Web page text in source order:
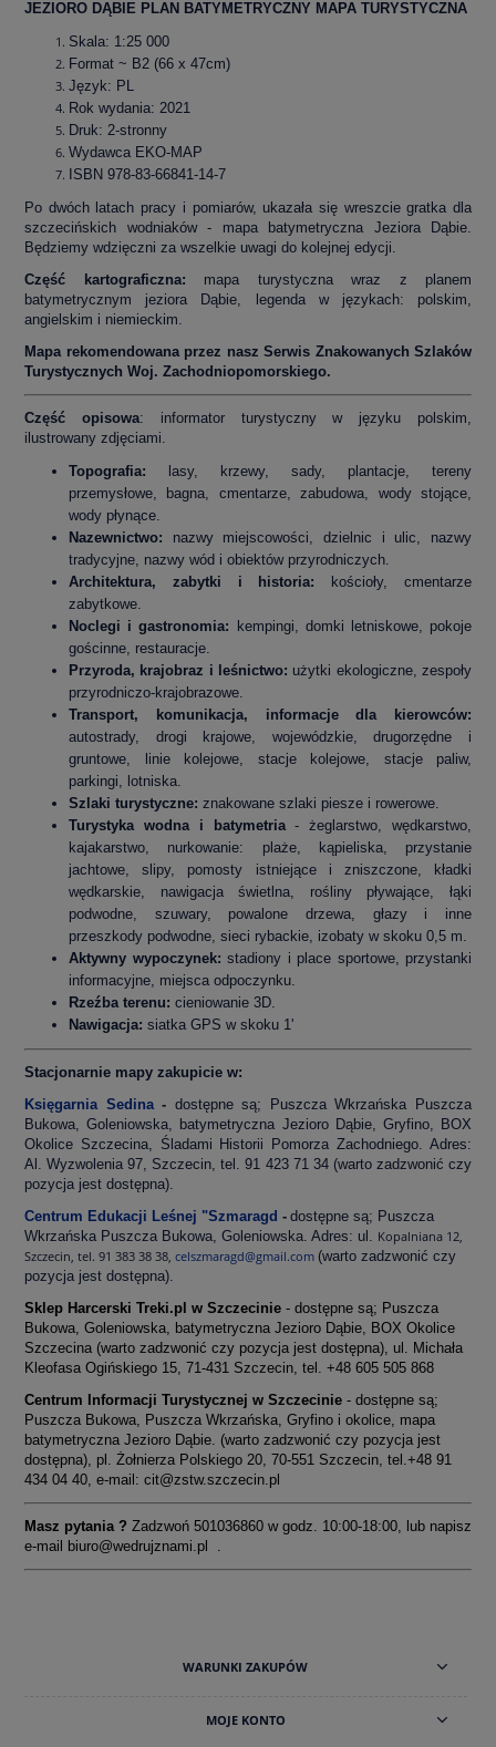
JEZIORO DĄBIE PLAN BATYMETRYCZNY MAPA TURYSTYCZNA
Skala: 1:25 000
Format ~ B2 (66 x 47cm)
Język: PL
Rok wydania: 2021
Druk: 2-stronny
Wydawca EKO-MAP
ISBN 978-83-66841-14-7
Po dwóch latach pracy i pomiarów, ukazała się wreszcie gratka dla
szczecińskich wodniaków - mapa batymetryczna Jeziora Dąbie.
Będziemy wdzięczni za wszelkie uwagi do kolejnej edycji.
Część kartograficzna: mapa turystyczna wraz z planem
batymetrycznym jeziora Dąbie, legenda w językach: polskim,
angielskim i niemieckim.
Mapa rekomendowana przez nasz Serwis Znakowanych Szlaków
Turystycznych Woj. Zachodniopomorskiego.
Część opisowa: informator turystyczny w języku polskim,
ilustrowany zdjęciami.
Topografia: lasy, krzewy, sady, plantacje, tereny
przemysłowe, bagna, cmentarze, zabudowa, wody stojące,
wody płynące.
Nazewnictwo: nazwy miejscowości, dzielnic i ulic, nazwy
tradycyjne, nazwy wód i obiektów przyrodniczych.
Architektura, zabytki i historia: kościoły, cmentarze
zabytkowe.
Noclegi i gastronomia: kempingi, domki letniskowe, pokoje
gościnne, restauracje.
Przyroda, krajobraz i leśnictwo: użytki ekologiczne, zespoły
przyrodniczo-krajobrazowe.
Transport, komunikacja, informacje dla kierowców:
autostrady, drogi krajowe, wojewódzkie, drugorzędne i
gruntowe, linie kolejowe, stacje kolejowe, stacje paliw,
parkingi, lotniska.
Szlaki turystyczne: znakowane szlaki piesze i rowerowe.
Turystyka wodna i batymetria- żeglarstwo, wędkarstwo,
kajakarstwo, nurkowanie: plaże, kąpieliska, przystanie
jachtowe, slipy, pomosty istniejące i zniszczone, kładki
wędkarskie, nawigacja świetlna, rośliny pływające, łąki
podwodne, szuwary, powalone drzewa, głazy i inne
przeszkody podwodne, sieci rybackie, izobaty w skoku 0,5 m.
Aktywny wypoczynek: stadiony i place sportowe, przystanki
informacyjne, miejsca odpoczynku.
Rzeźba terenu: cieniowanie 3D.
Nawigacja: siatka GPS w skoku 1'
Stacjonarnie mapy zakupicie w:
Księgarnia Sedina- dostępne są; Puszcza Wkrzańska Puszcza
Bukowa, Goleniowska, batymetryczna Jezioro Dąbie, Gryfino, BOX
Okolice Szczecina, Śladami Historii Pomorza Zachodniego. Adres:
Al. Wyzwolenia 97, Szczecin, tel. 91 423 71 34 (warto zadzwonić czy
pozycja jest dostępna).
Centrum Edukacji Leśnej "Szmaragd - dostępne są; Puszcza
Wkrzańska Puszcza Bukowa, Goleniowska. Adres: ul. Kopalniana 12,
Szczecin, tel. 91 383 38 38, celszmaragd@gmail.com (warto zadzwonić czy
pozycja jest dostępna).
Sklep Harcerski Treki.pl w Szczecinie - dostępne są; Puszcza
Bukowa, Goleniowska, batymetryczna Jezioro Dąbie, BOX Okolice
Szczecina (warto zadzwonić czy pozycja jest dostępna), ul. Michała
Kleofasa Ogińskiego 15, 71-431 Szczecin, tel. +48 605 505 868
Centrum Informacji Turystycznej w Szczecinie - dostępne są;
Puszcza Bukowa, Puszcza Wkrzańska, Gryfino i okolice, mapa
batymetryczna Jezioro Dąbie. (warto zadzwonić czy pozycja jest
dostępna), pl. Żołnierza Polskiego 20, 70-551 Szczecin, tel.+48 91
434 04 40, e-mail: cit@zstw.szczecin.pl
Masz pytania ? Zadzwoń 501036860 w godz. 10:00-18:00, lub napisz
e-mail
biuro@wedrujznami.pl .
WARUNKI ZAKUPÓW
MOJE KONTO